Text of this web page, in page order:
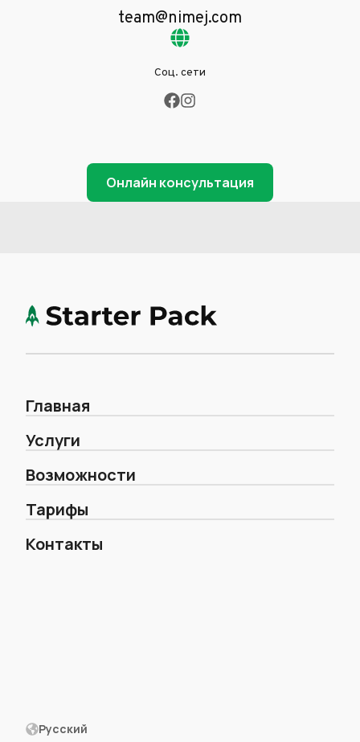
team@nimej.com
Соц. сети
Онлайн консультация
Главная
Услуги
Возможности
Тарифы
Контакты
Русский